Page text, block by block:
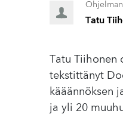
Tatu
Tatu
tekstittänyt
kääännöksen
ja yli 20